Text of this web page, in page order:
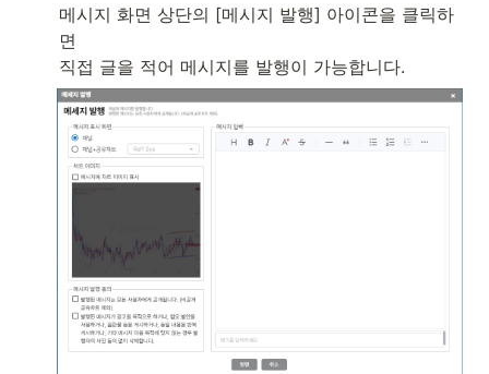
메시지 화면 상단의 [메시지 발행] 아이콘을 클릭하
면
직접 글을 적어 메시지를 발행이 가능합니다.